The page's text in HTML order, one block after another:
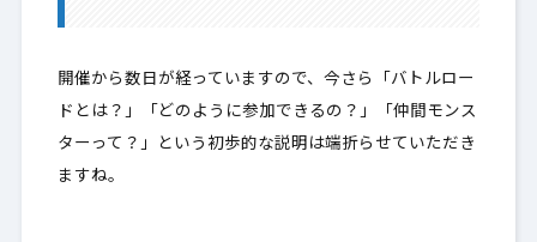
開催から数日が経っていますので、今さら「バトルロー
ドとは？」「どのように参加できるの？」「仲間モンス
ターって？」という初歩的な説明は端折らせていただき
ますね。